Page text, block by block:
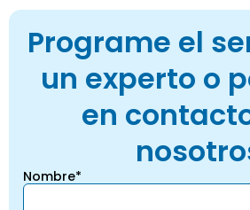
Programe el
un experto o
en
Nombre*